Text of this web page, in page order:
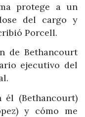
protege a un
del cargo y
Porcell.
de Bethancourt
ejecutivo del
él (Bethancourt)
y cómo me